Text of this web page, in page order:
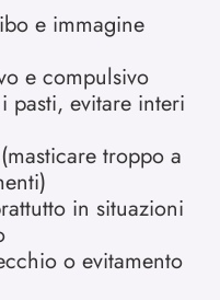
e immagine
e compulsivo
pasti, evitare interi
troppo a
in situazioni
o evitamento